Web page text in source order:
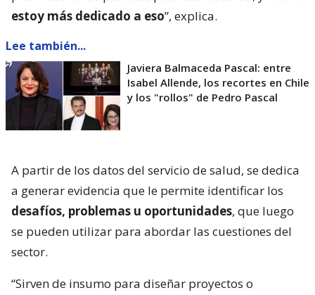
estoy más dedicado a eso”, explica.
Lee también...
Javiera Balmaceda Pascal: entre
Isabel Allende, los recortes en Chile
y los "rollos" de Pedro Pascal
A partir de los datos del servicio de salud, se dedica
a generar evidencia que le permite identificar los
desafíos, problemas u oportunidades, que luego
se pueden utilizar para abordar las cuestiones del
sector.
“Sirven de insumo para diseñar proyectos o